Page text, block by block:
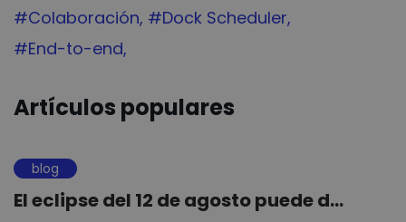
Tag:
#Colaboración Tag:
#Dock Scheduler
Tag:
#End-to-end
Artículos populares
blog
El eclipse del 12 de agosto puede d...